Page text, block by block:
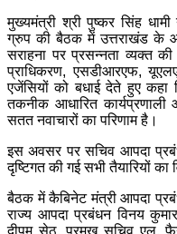
मुख्यमंत्री श्री पुष्कर सिंह
ग्रुप की बैठक में उत्तराखंड के
सराहना पर प्रसन्नता व्यक्त
प्राधिकरण, एसडीआरएफ,
एजेंसियों को बधाई देते हुए कहा
तकनीक आधारित
सतत नवाचारों का परिणाम है।
इस अवसर पर सचिव आपदा
दृष्टिगत की गई सभी तैयारियों
बैठक में कैबिनेट मंत्री आपदा
राज्य आपदा प्रबंधन विनय
दीपम सेठ, प्रमुख सचिव एल.